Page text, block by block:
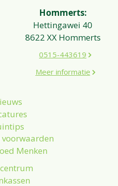
Hommerts:
Hettingawei 40
8622 XX Hommerts
0515-443619
Meer informatie
Menken